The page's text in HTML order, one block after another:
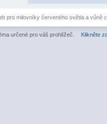
pro milovníky červeného světla a vůně
určené pro váš prohlížeč. Klikněte